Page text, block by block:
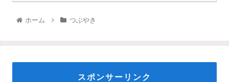
ホーム つぶやき
スポンサーリンク